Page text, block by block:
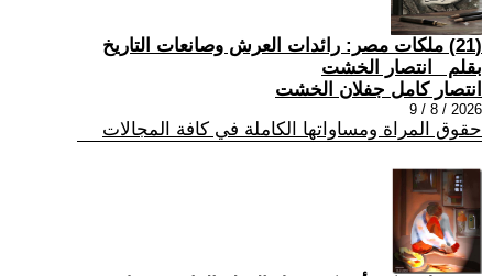
(21) ملكات مصر: رائدات العرش وصانعات التاريخ
بقلم _انتصار الخشت
انتصار كامل جفلان الخشت
2026 / 8 / 9
حقوق المراة ومساواتها الكاملة في كافة المجالات